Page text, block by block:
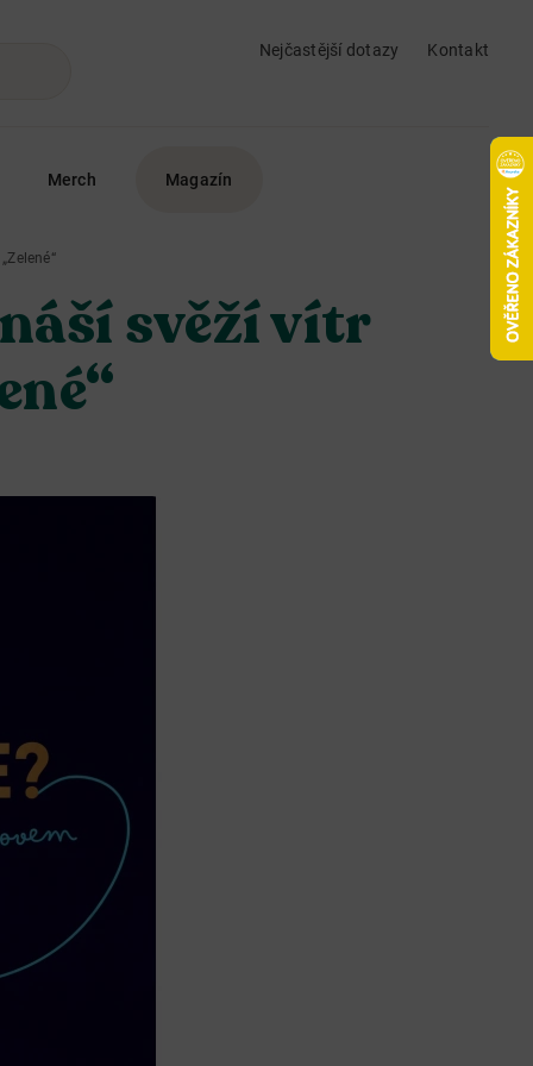
Nejčastější dotazy
Kontakt
Merch Magazín
svěží vítr